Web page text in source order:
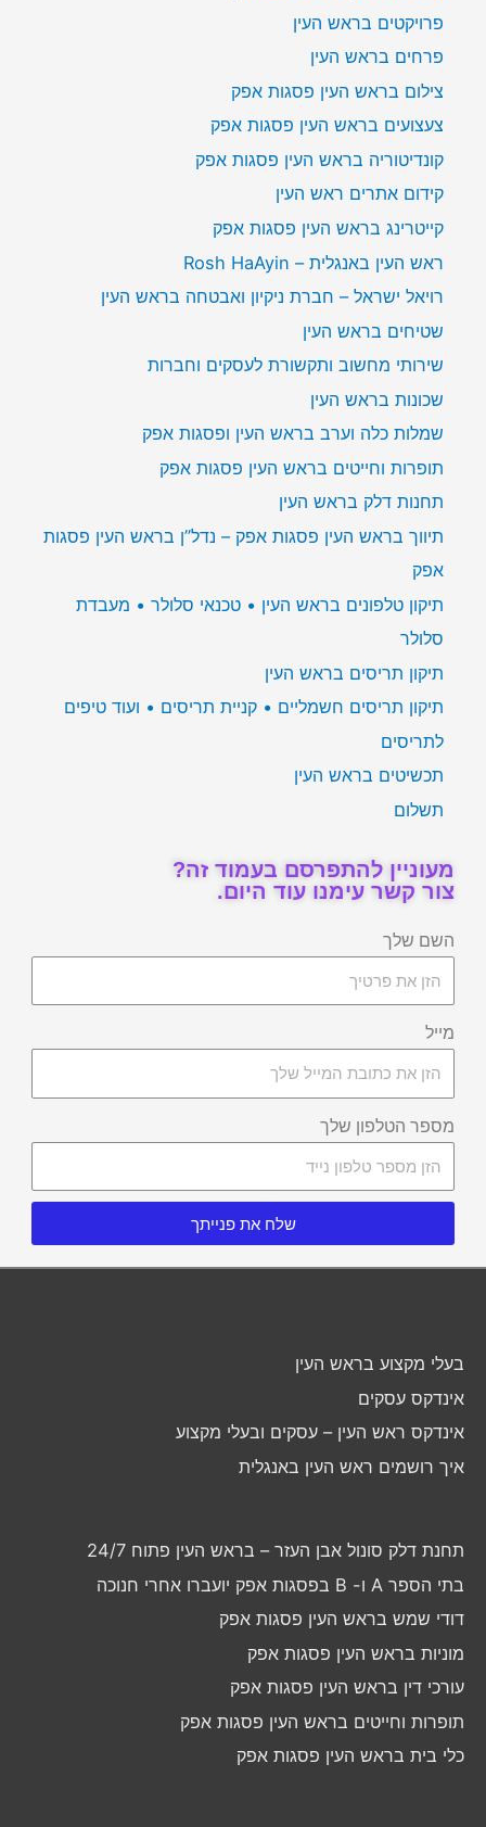
פרויקטים בראש העין
פרחים בראש העין
צילום בראש העין פסגות אפק
צעצועים בראש העין פסגות אפק
קונדיטוריה בראש העין פסגות אפק
קידום אתרים ראש העין
קייטרינג בראש העין פסגות אפק
ראש העין באנגלית – Rosh HaAyin
רויאל ישראל – חברת ניקיון ואבטחה בראש העין
שטיחים בראש העין
שירותי מחשוב ותקשורת לעסקים וחברות
שכונות בראש העין
שמלות כלה וערב בראש העין ופסגות אפק
תופרות וחייטים בראש העין פסגות אפק
תחנות דלק בראש העין
תיווך בראש העין פסגות אפק – נדל”ן בראש העין פסגות
אפק
תיקון טלפונים בראש העין • טכנאי סלולר • מעבדת
סלולר
תיקון תריסים בראש העין
תיקון תריסים חשמליים • קניית תריסים • ועוד טיפים
לתריסים
תכשיטים בראש העין
תשלום
מעוניין להתפרסם בעמוד זה?
צור קשר עימנו עוד היום.
השם שלך
מייל
מספר הטלפון שלך
שלח את פנייתך
בעלי מקצוע בראש העין
אינדקס עסקים
אינדקס ראש העין – עסקים ובעלי מקצוע
איך רושמים ראש העין באנגלית
תחנת דלק סונול אבן העזר – בראש העין פתוח 24/7
בתי הספר A ו- B בפסגות אפק יועברו אחרי חנוכה
דודי שמש בראש העין פסגות אפק
מוניות בראש העין פסגות אפק
עורכי דין בראש העין פסגות אפק
תופרות וחייטים בראש העין פסגות אפק
כלי בית בראש העין פסגות אפק